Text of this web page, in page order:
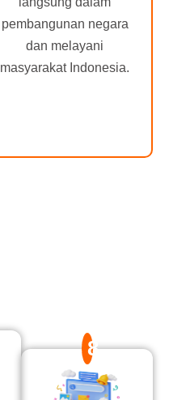
pembangunan negara
dan melayani
masyarakat Indonesia.
8